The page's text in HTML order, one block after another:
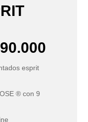
esprit
® con 9